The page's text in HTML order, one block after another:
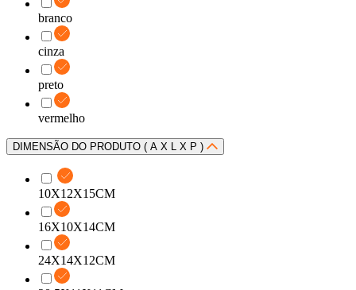
branco
cinza
preto
vermelho
DIMENSÃO DO PRODUTO ( A X L X P )
10X12X15CM
16X10X14CM
24X14X12CM